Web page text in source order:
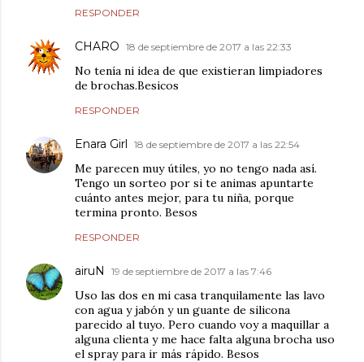
RESPONDER
CHARO 18 de septiembre de 2017 a las 22:33
No tenía ni idea de que existieran limpiadores
de brochas.Besicos
RESPONDER
Enara Girl 18 de septiembre de 2017 a las 22:54
Me parecen muy útiles, yo no tengo nada así.
Tengo un sorteo por si te animas apuntarte
cuánto antes mejor, para tu niña, porque
termina pronto. Besos
RESPONDER
airuN 19 de septiembre de 2017 a las 7:46
Uso las dos en mi casa tranquilamente las lavo
con agua y jabón y un guante de silicona
parecido al tuyo. Pero cuando voy a maquillar a
alguna clienta y me hace falta alguna brocha uso
el spray para ir más rápido. Besos